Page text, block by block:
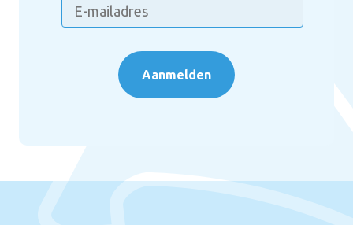
Aanmelden